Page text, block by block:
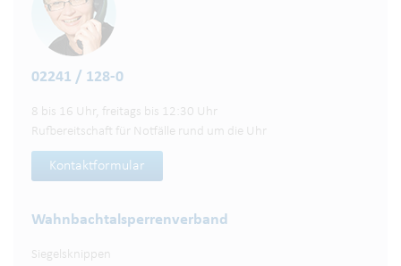
02241 / 128-0
8 bis 16 Uhr, freitags bis 12:30 Uhr
Rufbereitschaft für Notfälle rund um die Uhr
Kontaktformular
Wahnbachtalsperren­verband
Siegelsknippen